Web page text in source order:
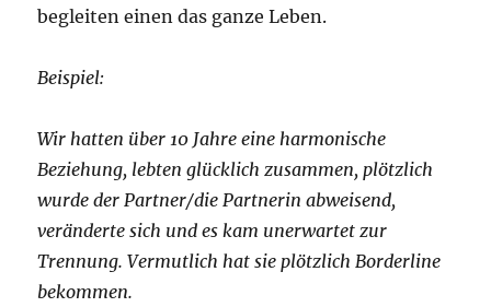
begleiten einen das ganze Leben.
Beispiel:
Wir hatten über 10 Jahre eine harmonische
Beziehung, lebten glücklich zusammen, plötzlich
wurde der Partner/die Partnerin abweisend,
veränderte sich und es kam unerwartet zur
Trennung. Vermutlich hat sie plötzlich Borderline
bekommen.